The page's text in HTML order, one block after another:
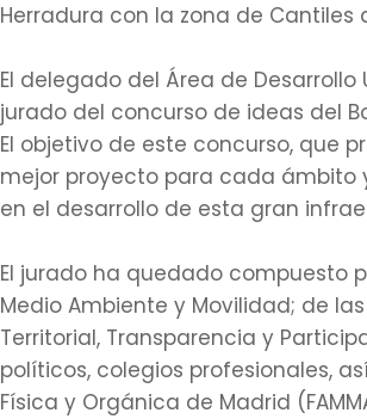
Herradura con la zona de Cantiles
El delegado del Área de
jurado del concurso de ideas del
El objetivo de este concurso, que
mejor proyecto para cada ámbito
en el desarrollo de esta gran
El jurado ha quedado compuesto
Medio Ambiente y Movilidad; de
Territorial, Transparencia y
políticos, colegios profesionales,
Física y Orgánica de Madrid